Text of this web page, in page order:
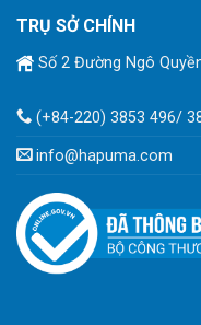
TRỤ SỞ CHÍNH
Số 2 Đường Ngô
(+84-220) 3853 496/
info@hapuma.com